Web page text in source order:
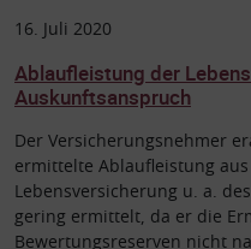
16. Juli 2020
Ablaufleistung der
Auskunftsanspruch
Der Versicherungsnehmer
ermittelte Ablaufleistung
Lebensversicherung u. a.
gering ermittelt, da er die
Bewertungsreserven nicht